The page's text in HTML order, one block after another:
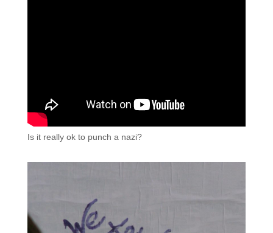
Is it really ok to punch a nazi?